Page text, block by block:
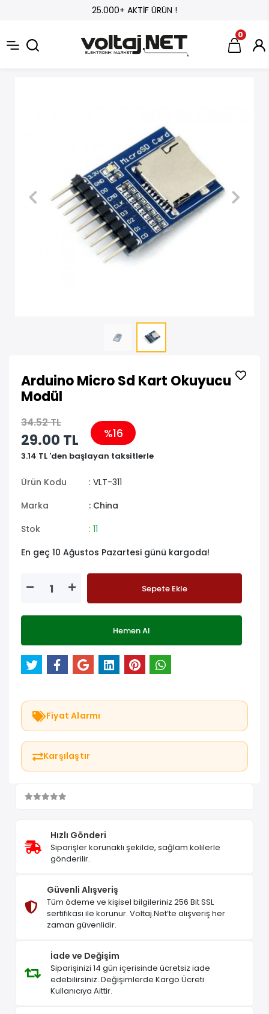
25.000+ AKTİF ÜRÜN !
0
Arduino Micro Sd Kart Okuyucu
Modül
34.52 TL
29.00 TL %16
3.14 TL 'den başlayan taksitlerle
Ürün Kodu
: VLT-311
Marka
: China
Stok
: 11
En geç 10 Ağustos Pazartesi günü kargoda!
Sepete Ekle
Hemen Al
Fiyat Alarmı
Karşılaştır
Hızlı Gönderi
Siparişler korunaklı şekilde, sağlam kolilerle
gönderilir.
Güvenli Alışveriş
Tüm ödeme ve kişisel bilgileriniz 256 Bit SSL
sertifikası ile korunur. Voltaj.Net’te alışveriş her
zaman güvenlidir.
İade ve Değişim
Siparişinizi 14 gün içerisinde ücretsiz iade
edebilirsiniz. Değişimlerde Kargo Ücreti
Kullanıcıya Aittir.